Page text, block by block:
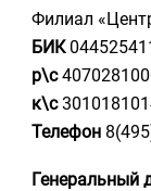
Филиал
БИК
р\с
к\с
Телефон
Генеральный